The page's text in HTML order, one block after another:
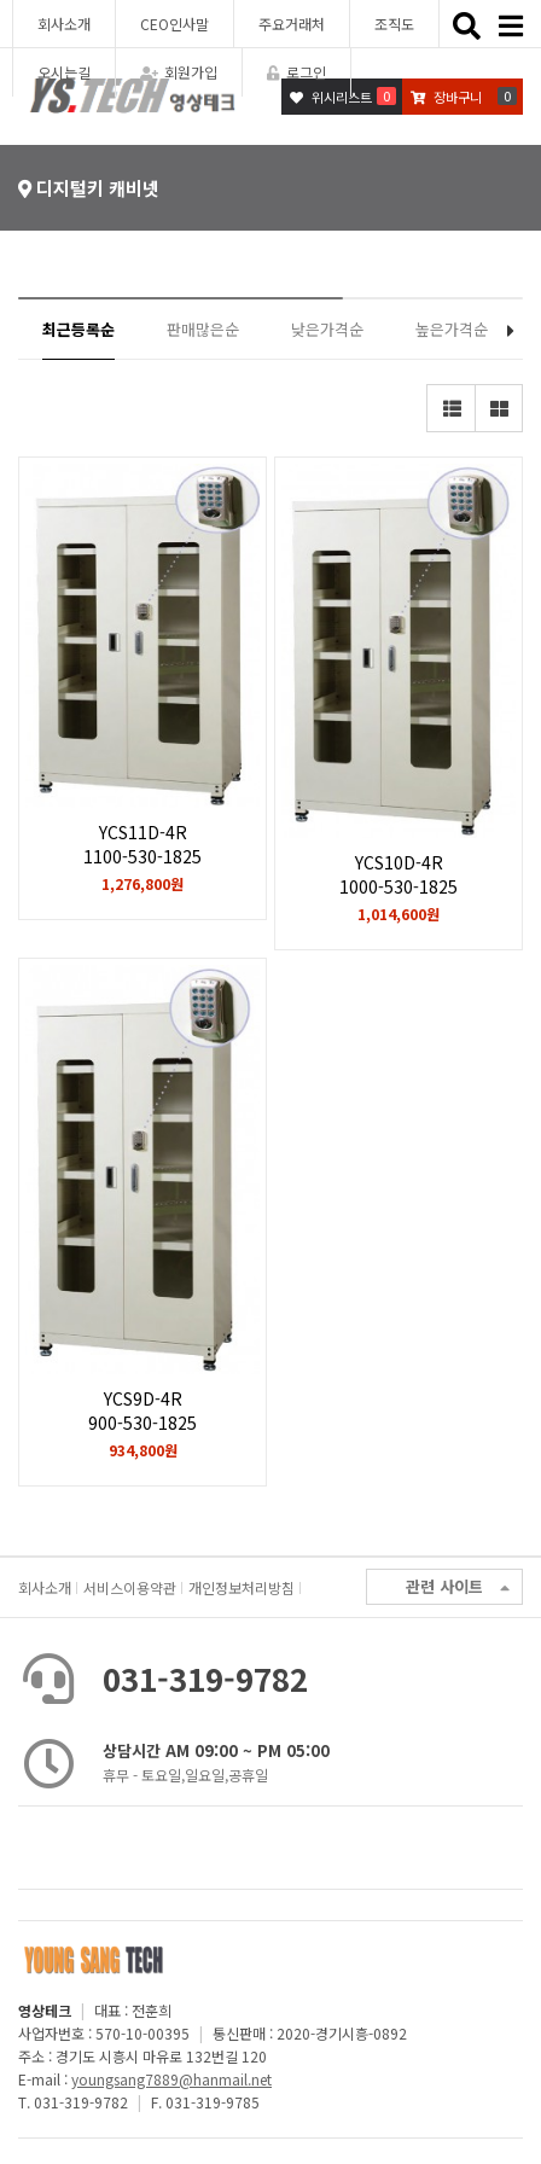
회사소개 CEO인사말 주요거래처 조직도
오시는길 회원가입 로그인
Toggle
위시리스트 0 장바구니 0
디지털키 캐비넷
최근등록순 판매많은순 낮은가격순 높은가격순
YCS11D-4R
1100-530-1825
1,276,800원
YCS10D-4R
1000-530-1825
1,014,600원
YCS9D-4R
900-530-1825
934,800원
회사소개 서비스이용약관 개인정보처리방침 관련 사이트
031-319-9782
상담시간 AM 09:00 ~ PM 05:00
휴무 - 토요일,일요일,공휴일
영상테크 | 대표 : 전훈희
사업자번호 : 570-10-00395 | 통신판매 : 2020-경기시흥-0892
주소 : 경기도 시흥시 마유로 132번길 120
E-mail :youngsang7889@hanmail.net
T. 031-319-9782 | F. 031-319-9785